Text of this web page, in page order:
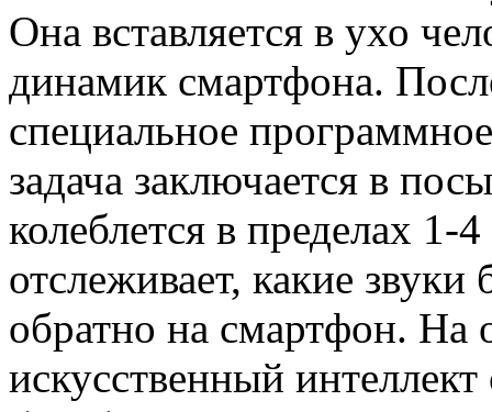
Она вставляется в ухо
динамик смартфона.
специальное
задача заключается в
колеблется в пределах
отслеживает, какие
обратно на смартфон. На
искусственный интеллект